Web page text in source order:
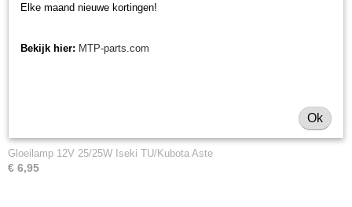
Gloeilamp 12V 25/25W Iseki TU/Kubota Aste
€ 6,95
Elke maand nieuwe kortingen!
Bekijk hier: MTP-parts.com
Ok